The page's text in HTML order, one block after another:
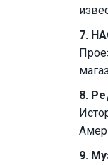
7.
8.
9.